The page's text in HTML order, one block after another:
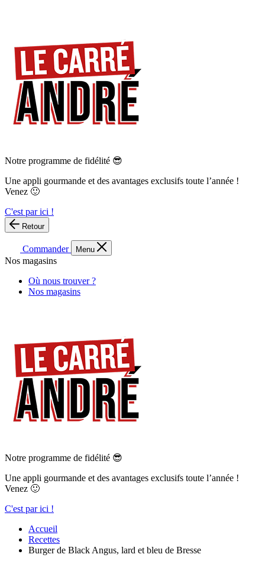
Notre programme de fidélité 😎
Une appli gourmande et des avantages exclusifs toute l’année !
Venez 🙂
C'est par ici !
Retour
Commander Menu
Nos magasins
Où nous trouver ?
Nos magasins
Notre programme de fidélité 😎
Une appli gourmande et des avantages exclusifs toute l’année !
Venez 🙂
C'est par ici !
Accueil
Recettes
Burger de Black Angus, lard et bleu de Bresse